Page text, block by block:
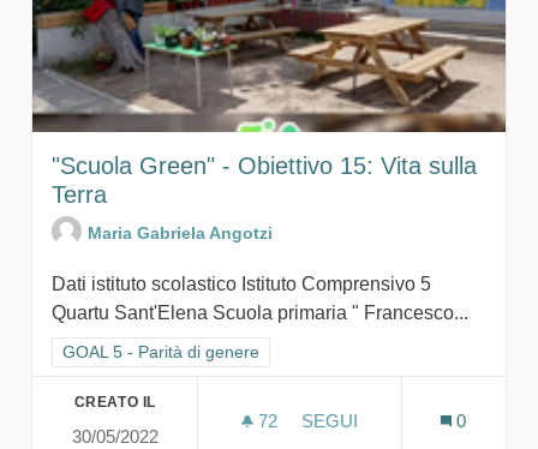
"Scuola Green" - Obiettivo 15: Vita sulla
Terra
Maria Gabriela Angotzi
Dati istituto scolastico Istituto Comprensivo 5
Quartu Sant'Elena Scuola primaria " Francesco...
Filtra i risultati per categoria: GOAL 5 - Parità di genere
GOAL 5 - Parità di genere
CREATO IL
30/05/2022
72 72 SOSTENITORI
SEGUI
0